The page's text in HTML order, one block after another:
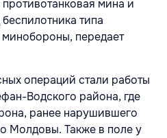
мина и
типа
передает
операций стали работы
Водского района, где
ранее нарушившего
Молдовы. Также в поле у